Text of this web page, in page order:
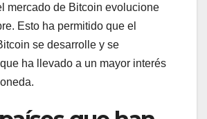
mercado de Bitcoin evolucione
Esto ha permitido que el
se desarrolle y se
ha llevado a un mayor interés